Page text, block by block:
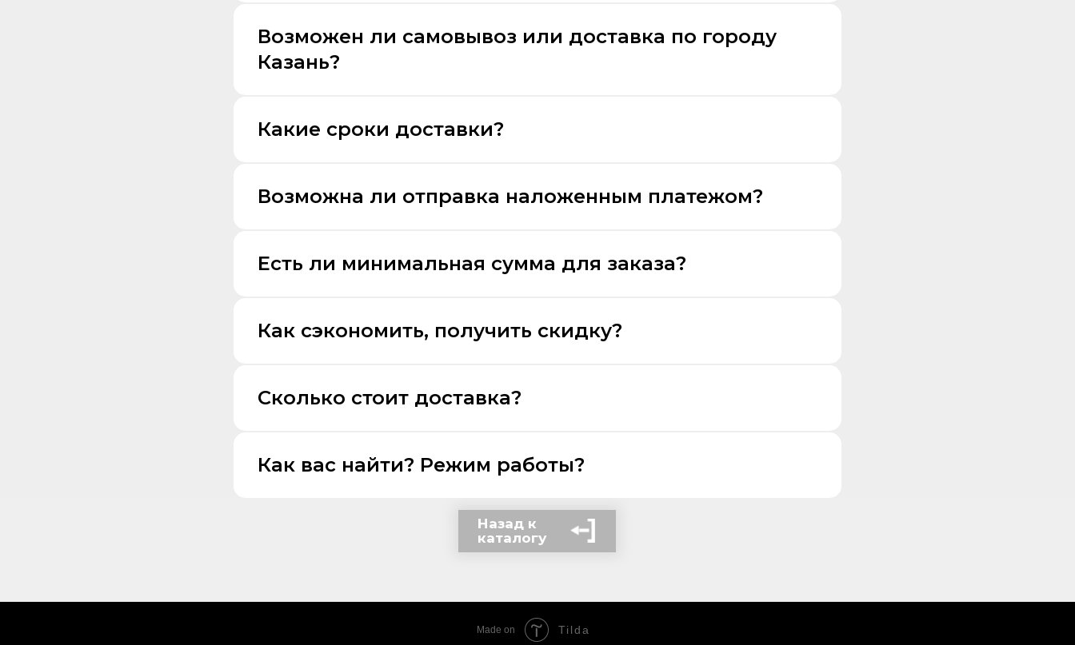
Возможен ли самовывоз или доставка по городу
Казань?
Какие сроки доставки?
Возможна ли отправка наложенным платежом?
Есть ли минимальная сумма для заказа?
Как сэкономить, получить скидку?
Сколько стоит доставка?
Как вас найти? Режим работы?
Назад к
каталогу
Made on Tilda